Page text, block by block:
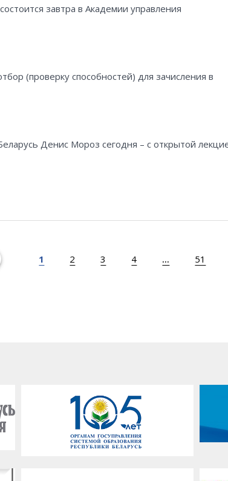
завтра в Академии управления
(проверку способностей) для зачисления в
Денис Мороз сегодня – с открытой
1 2 3 4 ... 51